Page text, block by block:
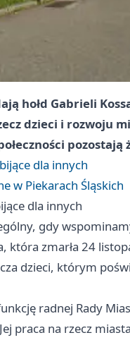
hołd Gabrieli
dzieci i rozwoju
dla innych
w Piekarach Śląskich
dla innych
gdy
zmarła 24
dzieci, którym
radnej Rady
praca na rzecz